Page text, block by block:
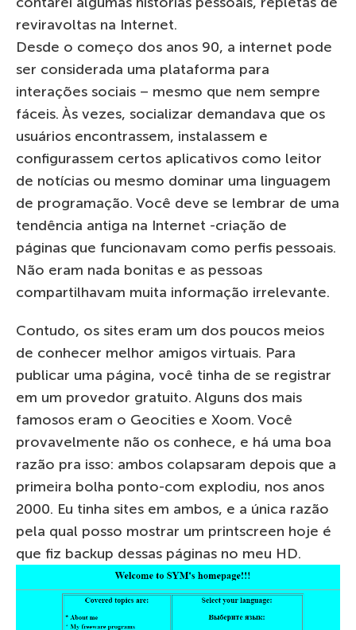
reviravoltas na Internet.
Desde o começo dos anos 90, a internet pode
ser considerada uma plataforma para
interações sociais – mesmo que nem sempre
fáceis. Às vezes, socializar demandava que os
usuários encontrassem, instalassem e
configurassem certos aplicativos como leitor
de notícias ou mesmo dominar uma linguagem
de programação. Você deve se lembrar de uma
tendência antiga na Internet -criação de
páginas que funcionavam como perfis pessoais.
Não eram nada bonitas e as pessoas
compartilhavam muita informação irrelevante.
Contudo, os sites eram um dos poucos meios
de conhecer melhor amigos virtuais. Para
publicar uma página, você tinha de se registrar
em um provedor gratuito. Alguns dos mais
famosos eram o Geocities e Xoom. Você
provavelmente não os conhece, e há uma boa
razão pra isso: ambos colapsaram depois que a
primeira bolha ponto-com explodiu, nos anos
2000. Eu tinha sites em ambos, e a única razão
pela qual posso mostrar um printscreen hoje é
que fiz backup dessas páginas no meu HD.